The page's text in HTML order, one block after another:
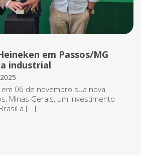
em Passos/MG
industrial
06 de novembro sua nova
Minas Gerais, um investimento
a […]